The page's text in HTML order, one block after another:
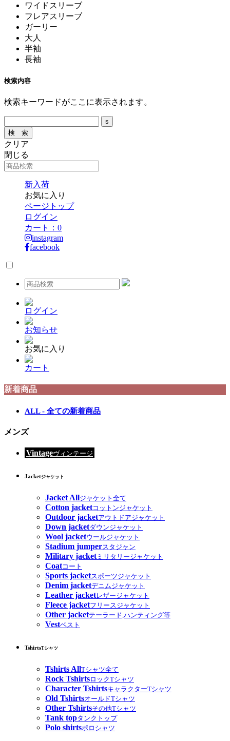
ワイドスリーブ
フレアスリーブ
ガーリー
大人
半袖
長袖
検索内容
検索キーワードがここに表示されます。
クリア
閉じる
新入荷
お気に入り
ページトップ
ログイン
カート： 0
instagram
facebook
ログイン
お知らせ
お気に入り
カート
新着商品
ALL - 全ての新着商品
メンズ
Vintageヴィンテージ
Jacketジャケット
Jacket Allジャケット全て
Cotton jacketコットンジャケット
Outdoor jacketアウトドアジャケット
Down jacketダウンジャケット
Wool jacketウールジャケット
Stadium jumperスタジャン
Military jacketミリタリージャケット
Coatコート
Sports jacketスポーツジャケット
Denim jacketデニムジャケット
Leather jacketレザージャケット
Fleece jacketフリースジャケット
Other jacketテーラード,ハンティング等
Vestベスト
TshirtsTシャツ
Tshirts AllTシャツ全て
Rock TshirtsロックTシャツ
Character TshirtsキャラクターTシャツ
Old TshirtsオールドTシャツ
Other Tshirtsその他Tシャツ
Tank topタンクトップ
Polo shirtsポロシャツ